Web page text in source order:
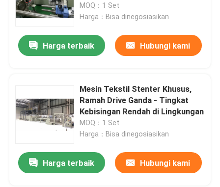
MOQ：1 Set
Harga：Bisa dinegosiasikan
Harga terbaik Hubungi kami
Mesin Tekstil Stenter Khusus,
Ramah Drive Ganda - Tingkat
Kebisingan Rendah di Lingkungan
MOQ：1 Set
Harga：Bisa dinegosiasikan
Harga terbaik Hubungi kami